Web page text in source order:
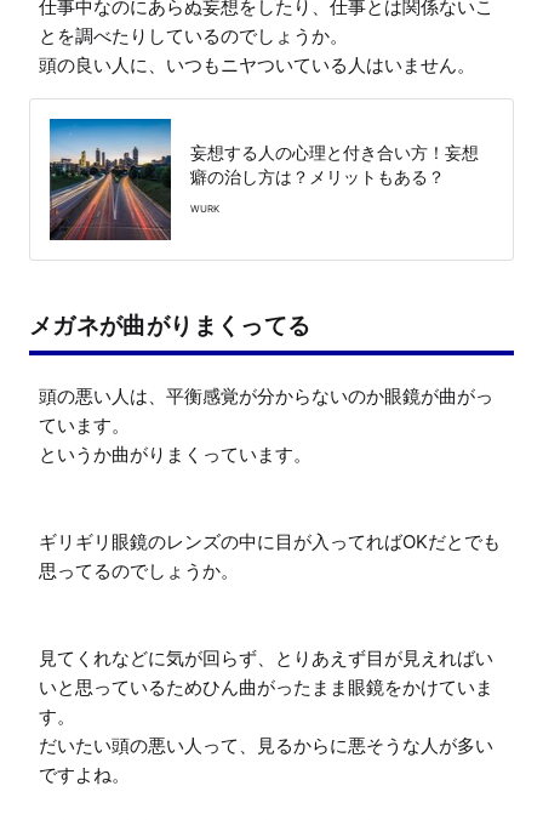
仕事中なのにあらぬ妄想をしたり、仕事とは関係ないこ
とを調べたりしているのでしょうか。
頭の良い人に、いつもニヤついている人はいません。
妄想する人の心理と付き合い方！妄想
癖の治し方は？メリットもある？
WURK
メガネが曲がりまくってる
頭の悪い人は、平衡感覚が分からないのか眼鏡が曲がっ
ています。
というか曲がりまくっています。
ギリギリ眼鏡のレンズの中に目が入ってればOKだとでも
思ってるのでしょうか。
見てくれなどに気が回らず、とりあえず目が見えればい
いと思っているためひん曲がったまま眼鏡をかけていま
す。
だいたい頭の悪い人って、見るからに悪そうな人が多い
ですよね。